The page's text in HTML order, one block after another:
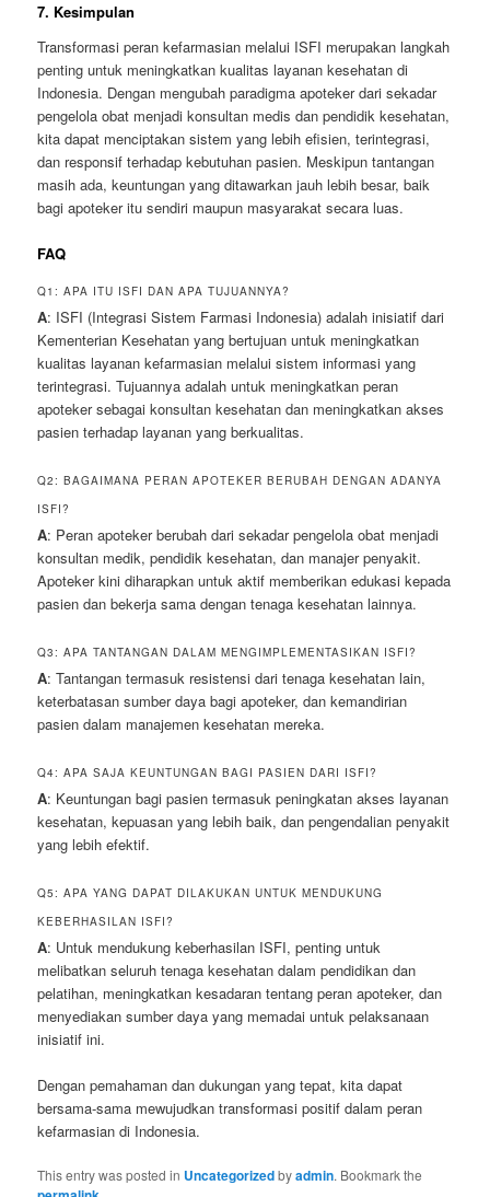
7. Kesimpulan
Transformasi peran kefarmasian melalui ISFI merupakan langkah
penting untuk meningkatkan kualitas layanan kesehatan di
Indonesia. Dengan mengubah paradigma apoteker dari sekadar
pengelola obat menjadi konsultan medis dan pendidik kesehatan,
kita dapat menciptakan sistem yang lebih efisien, terintegrasi,
dan responsif terhadap kebutuhan pasien. Meskipun tantangan
masih ada, keuntungan yang ditawarkan jauh lebih besar, baik
bagi apoteker itu sendiri maupun masyarakat secara luas.
FAQ
Q1: APA ITU ISFI DAN APA TUJUANNYA?
A: ISFI (Integrasi Sistem Farmasi Indonesia) adalah inisiatif dari
Kementerian Kesehatan yang bertujuan untuk meningkatkan
kualitas layanan kefarmasian melalui sistem informasi yang
terintegrasi. Tujuannya adalah untuk meningkatkan peran
apoteker sebagai konsultan kesehatan dan meningkatkan akses
pasien terhadap layanan yang berkualitas.
Q2: BAGAIMANA PERAN APOTEKER BERUBAH DENGAN ADANYA
ISFI?
A: Peran apoteker berubah dari sekadar pengelola obat menjadi
konsultan medik, pendidik kesehatan, dan manajer penyakit.
Apoteker kini diharapkan untuk aktif memberikan edukasi kepada
pasien dan bekerja sama dengan tenaga kesehatan lainnya.
Q3: APA TANTANGAN DALAM MENGIMPLEMENTASIKAN ISFI?
A: Tantangan termasuk resistensi dari tenaga kesehatan lain,
keterbatasan sumber daya bagi apoteker, dan kemandirian
pasien dalam manajemen kesehatan mereka.
Q4: APA SAJA KEUNTUNGAN BAGI PASIEN DARI ISFI?
A: Keuntungan bagi pasien termasuk peningkatan akses layanan
kesehatan, kepuasan yang lebih baik, dan pengendalian penyakit
yang lebih efektif.
Q5: APA YANG DAPAT DILAKUKAN UNTUK MENDUKUNG
KEBERHASILAN ISFI?
A: Untuk mendukung keberhasilan ISFI, penting untuk
melibatkan seluruh tenaga kesehatan dalam pendidikan dan
pelatihan, meningkatkan kesadaran tentang peran apoteker, dan
menyediakan sumber daya yang memadai untuk pelaksanaan
inisiatif ini.
Dengan pemahaman dan dukungan yang tepat, kita dapat
bersama-sama mewujudkan transformasi positif dalam peran
kefarmasian di Indonesia.
This entry was posted in Uncategorizedbyadmin. Bookmark the